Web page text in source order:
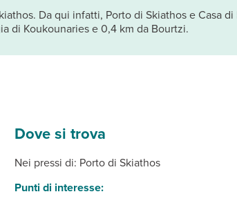
Da qui infatti, Porto di Skiathos e Casa
di Koukounaries e 0,4 km da Bourtzi.
Dove si trova
Nei pressi di: Porto di Skiathos
Punti di interesse:
della struttura, complete di frigorifero
dove ammirare il paesaggio e potrai utilizzare
di sicurezza presso la reception. Il un
a pagamento tutti i giorni dalle ore 08:30 alle